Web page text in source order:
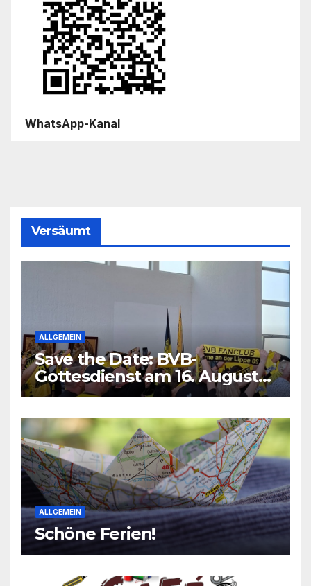
WhatsApp-Kanal
Versäumt
ALLGEMEIN
Save the Date: BVB-
Gottesdienst am 16. August
2026
ALLGEMEIN
Schöne Ferien!